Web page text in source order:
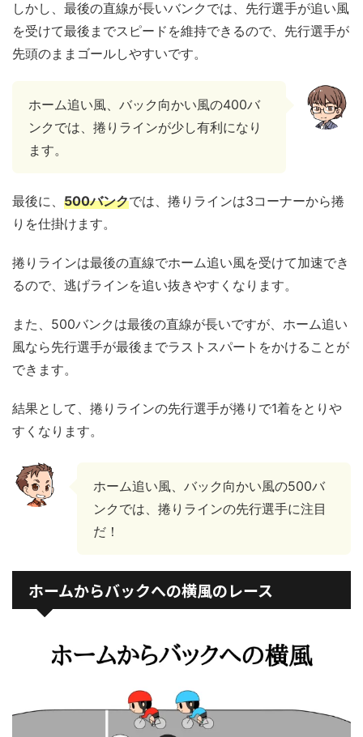
しかし、最後の直線が長いバンクでは、先行選手が追い風
を受けて最後までスピードを維持できるので、先行選手が
先頭のままゴールしやすいです。
ホーム追い風、バック向かい風の400バ
ンクでは、捲りラインが少し有利になり
ます。
最後に、 500バンクでは、捲りラインは3コーナーから捲
りを仕掛けます。
捲りラインは最後の直線でホーム追い風を受けて加速でき
るので、逃げラインを追い抜きやすくなります。
また、500バンクは最後の直線が長いですが、ホーム追い
風なら先行選手が最後までラストスパートをかけることが
できます。
結果として、捲りラインの先行選手が捲りで1着をとりや
すくなります。
ホーム追い風、バック向かい風の500バ
ンクでは、捲りラインの先行選手に注目
だ！
ホームからバックへの横風のレース